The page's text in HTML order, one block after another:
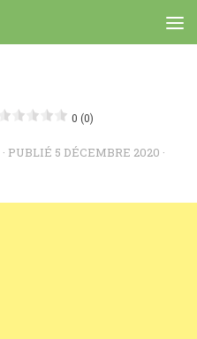
0 (0)
· PUBLIÉ 5 DÉCEMBRE 2020 ·